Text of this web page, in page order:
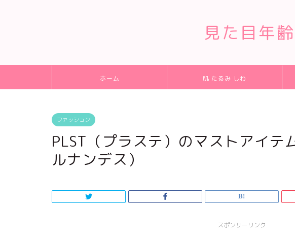
見た目年
ホーム 肌 たるみ しわ
ファッション
PLST（プラステ）のマストアイテ
ルナンデス）
スポンサーリンク